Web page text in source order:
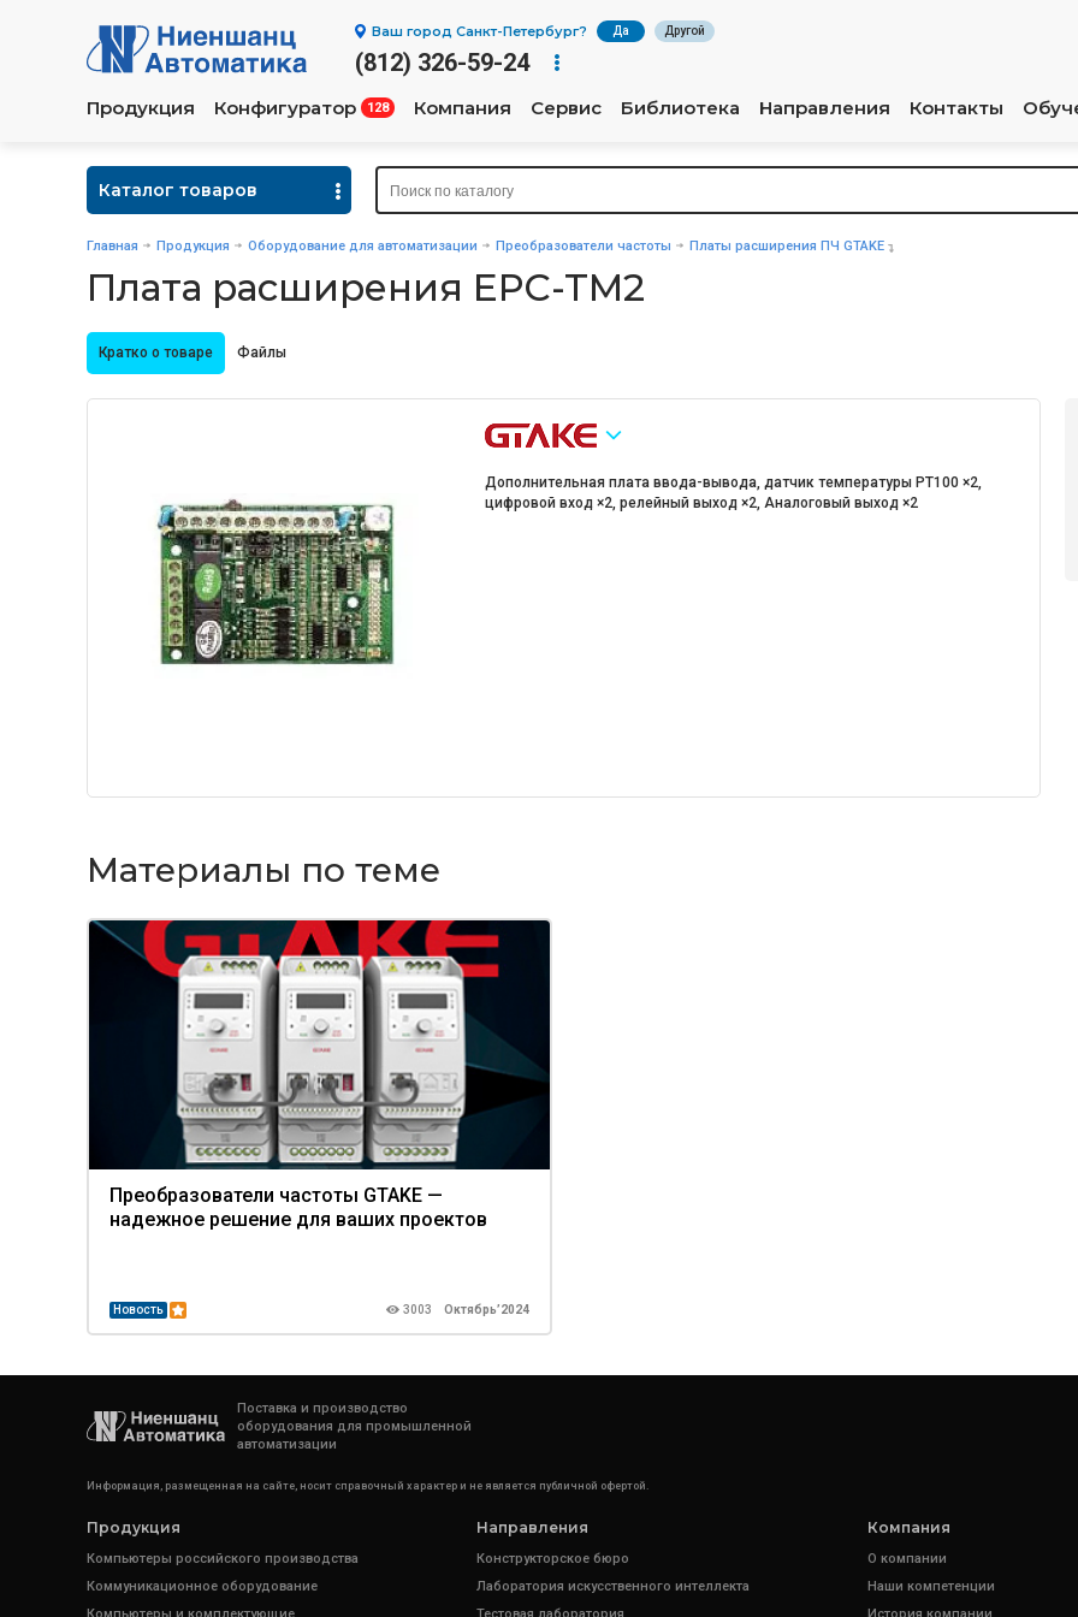
Ваш город Санкт-Петербург? Да Другой
(812) 326-59-24
Продукция Конфигуратор 128 Компания Сервис Библиотека Направления Контакты
Каталог товаров
Главная Продукция Оборудование для автоматизации Преобразователи частоты Платы расширения ПЧ GTAKE
Плата расширения EPC-TM2
Кратко о товаре Файлы
Дополнительная плата ввода-вывода, датчик температуры PT100 ×2,
цифровой вход ×2, релейный выход ×2, Аналоговый выход ×2
Материалы по теме
Преобразователи частоты GTAKE —
надежное решение для ваших проектов
Новость 3003 Октябрь’2024
Поставка и производство
оборудования для промышленной
автоматизации
Информация, размещенная на сайте, носит справочный характер и не является публичной офертой.
Продукция
Компьютеры российского производства
Коммуникационное оборудование
Направления
Конструкторское бюро
Лаборатория искусственного интеллекта
Компания
О компании
Наши компетенции